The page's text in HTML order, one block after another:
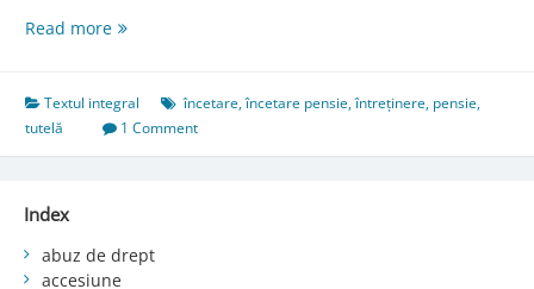
Read moreArt.
şi
încetarea
pensiei
Textul integral încetare,încetare pensie,întreținere, pensie,
tutelă
1 Comment
Index
abuz de drept
accesiune